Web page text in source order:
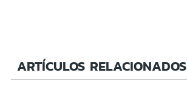
ARTÍCULOS RELACIONADOS